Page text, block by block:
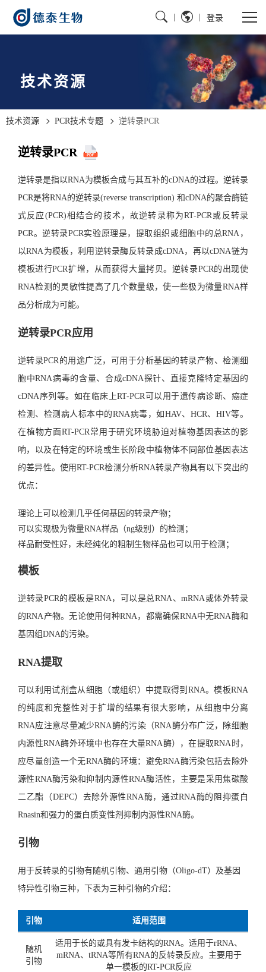
登录
技术资源
技术资源 PCR技术专题 逆转录PCR
逆转录PCR
逆转录是指以RNA为模板合成与其互补的cDNA的过程。逆转录
PCR是将RNA的逆转录(reverse transcription) 和cDNA的聚合酶链
式反应(PCR)相结合的技术，故逆转录称为RT-PCR或反转录
PCR。逆转录PCR实验原理是，提取组织或细胞中的总RNA，
以RNA为模板，利用逆转录酶反转录成cDNA，再以cDNA链为
模板进行PCR扩增，从而获得大量拷贝。逆转录PCR的出现使
RNA检测的灵敏性提高了几个数量级，使一些极为微量RNA样
品分析成为可能。
逆转录PCR应用
逆转录PCR的用途广泛，可用于分析基因的转录产物、检测细
胞中RNA病毒的含量、合成cDNA探针、直接克隆特定基因的
cDNA序列等。如在临床上RT-PCR可以用于遗传病诊断、癌症
检测、检测病人标本中的RNA病毒，如HAV、HCR、HIV等。
在植物方面RT-PCR常用于研究环境胁迫对植物基因表达的影
响，以及在特定的环境或生长阶段中植物体不同部位基因表达
的差异性。使用RT-PCR检测分析RNA转录产物具有以下突出的
优点：
理论上可以检测几乎任何基因的转录产物；
可以实现极为微量RNA样品（ng级别）的检测；
样品耐受性好，未经纯化的粗制生物样品也可以用于检测；
模板
逆转录PCR的模板是RNA，可以是总RNA、mRNA或体外转录
的RNA产物。无论使用何种RNA，都需确保RNA中无RNA酶和
基因组DNA的污染。
RNA提取
可以利用试剂盒从细胞（或组织）中提取得到RNA。模板RNA
的纯度和完整性对于扩增的结果有很大影响，从细胞中分离
RNA应注意尽量减少RNA酶的污染（RNA酶分布广泛，除细胞
内源性RNA酶外环境中也存在大量RNA酶），在提取RNA时，
应尽量创造一个无RNA酶的环境：避免RNA酶污染包括去除外
源性RNA酶污染和抑制内源性RNA酶活性，主要是采用焦碳酸
二乙酯（DEPC）去除外源性RNA酶，通过RNA酶的阻抑蛋白
Rnasin和强力的蛋白质变性剂抑制内源性RNA酶。
引物
用于反转录的引物有随机引物、通用引物（Oligo-dT）及基因
特异性引物三种，下表为三种引物的介绍：
引物 适用范围
随机
引物
适用于长的或具有发卡结构的RNA。适用于rRNA、
mRNA、tRNA等所有RNA的反转录反应。主要用于
单一模板的RT-PCR反应